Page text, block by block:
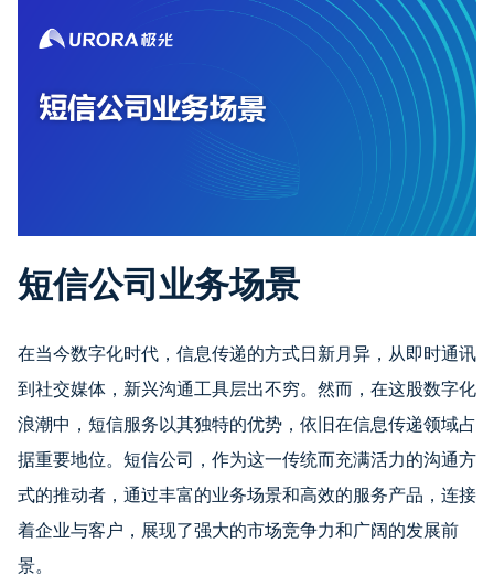
短信公司业务场景
在当今数字化时代，信息传递的方式日新月异，从即时通讯
到社交媒体，新兴沟通工具层出不穷。然而，在这股数字化
浪潮中，短信服务以其独特的优势，依旧在信息传递领域占
据重要地位。短信公司，作为这一传统而充满活力的沟通方
式的推动者，通过丰富的业务场景和高效的服务产品，连接
着企业与客户，展现了强大的市场竞争力和广阔的发展前
景。